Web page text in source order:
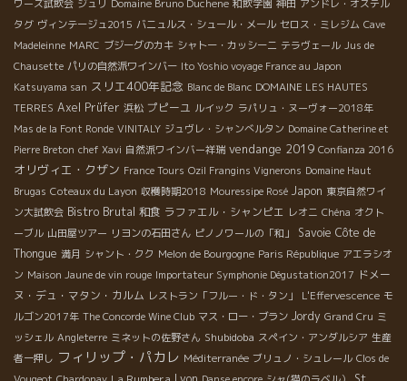
ワーズ試飲会 ジュリ Domaine Bruno Duchene 和飲学園 神田 アンドレ・オステル
タグ ヴィンテージュ2015 バニュルス・シュール・メール セロス・ミレジム Cave
Madeleinne MARC ブジーグのカキ シャトー・カッシーニ テラヴェール Jus de
Chausette パリの自然派ワインバー Ito Yoshio voyage France au Japon
Katsuyama san スリエ400年記念 Blanc de Blanc DOMAINE LES HAUTES
TERRES Axel Prüfer 浜松 プピーユ ルイック ラパリュ・ヌーヴォー2018年
Mas de la Font Ronde VINITALY ジュヴレ・シャンべルタン Domaine Catherine et
Pierre Breton chef Xavi 自然派ワインバー祥瑞 vendange 2019 Confianza 2016
オリヴィエ・クザン France Tours Ozil Frangins Vignerons Domaine Haut
Brugas Coteaux du Layon 収穫時期2018 Mouressipe Rosé Japon 東京自然ワイ
ン大試飲会 Bistro Brutal 和食 ラファエル・シャンピエ レオニ Chéna オクト
ーブル 山田屋ツアー リヨンの石田さん ピノノワールの「和」 Savoie Côte de
Thongue 満月 シャント・クク Melon de Bourgogne Paris République アエラシオ
ン Maison Jaune de vin rouge Importateur Symphonie Dégustation2017 ドメー
ヌ・デュ・マタン・カルム レストラン「フルー・ド・タン」 L'Effervescence モ
ルゴン2017年 The Concorde Wine Club マス・ロー・ブラン Jordy Grand Cru ミ
ッシェル Angleterre ミネットの佐野さん Shubidoba スペイン・アンダルシア 生産
者一押し フィリップ・パカレ Méditerranée ブリュノ・シュレール Clos de